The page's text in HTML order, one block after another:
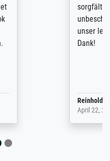
so dass es
Es wird nicht
sein. Vielen